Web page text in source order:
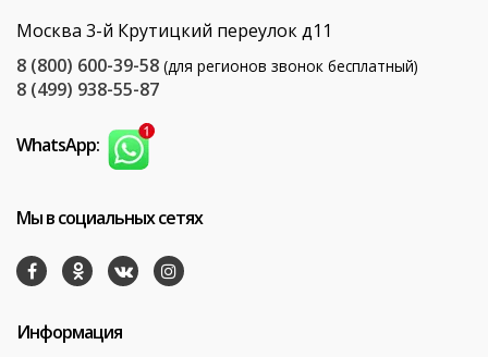
Москва 3-й Крутицкий переулок д11
8 (800) 600-39-58 (для регионов звонок бесплатный)
8 (499) 938-55-87
WhatsApp:
Мы в социальных сетях
Информация